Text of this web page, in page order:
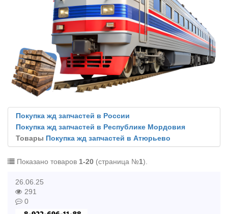
Покупка жд запчастей в России
Покупка жд запчастей в Республике Мордовия
Товары Покупка жд запчастей в Атюрьево
Показано товаров 1-20 (страница №1).
26.06.25
291
0